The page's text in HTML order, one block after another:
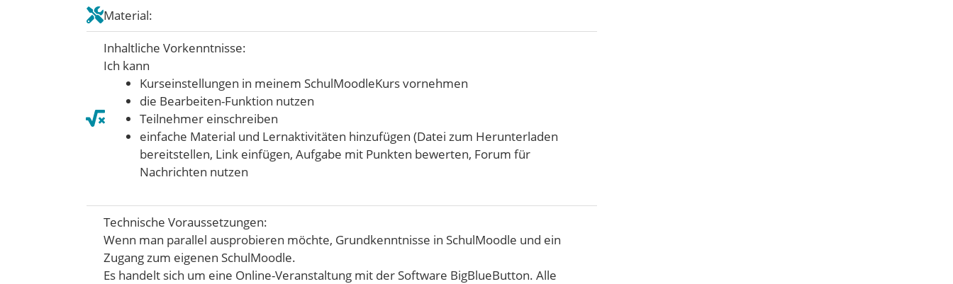
Material:
Inhaltliche Vorkenntnisse:
Ich kann
Kurseinstellungen in meinem SchulMoodleKurs vornehmen
die Bearbeiten-Funktion nutzen
Teilnehmer einschreiben
einfache Material und Lernaktivitäten hinzufügen (Datei zum Herunterladen
bereitstellen, Link einfügen, Aufgabe mit Punkten bewerten, Forum für
Nachrichten nutzen
Technische Voraussetzungen:
Wenn man parallel ausprobieren möchte, Grundkenntnisse in SchulMoodle und ein
Zugang zum eigenen SchulMoodle.
Es handelt sich um eine Online-Veranstaltung mit der Software BigBlueButton. Alle